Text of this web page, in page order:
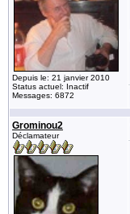
Depuis le: 21 janvier 2010
Status actuel: Inactif
Messages: 6872
Grominou2
Déclamateur